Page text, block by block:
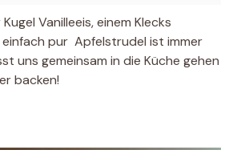
Vanilleeis, einem Klecks
pur  Apfelstrudel ist immer
uns gemeinsam in die Küche gehen
backen!